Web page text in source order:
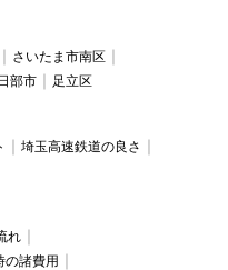
さいたま市南区
部市 足立区
埼玉高速鉄道の良さ
れ
の諸費用